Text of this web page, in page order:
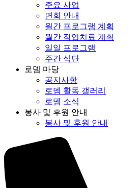
주요 사업
면회 안내
월간 프로그램 계획
월간 작업치료 계획
일일 프로그램
주간 식단
로뎀 마당
공지사항
로뎀 활동 갤러리
로뎀 소식
봉사 및 후원 안내
봉사 및 후원 안내